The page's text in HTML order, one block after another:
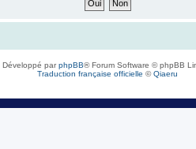
Développé parphpBB® Forum Software © phpBB
Traduction française officielle ©Qiaeru